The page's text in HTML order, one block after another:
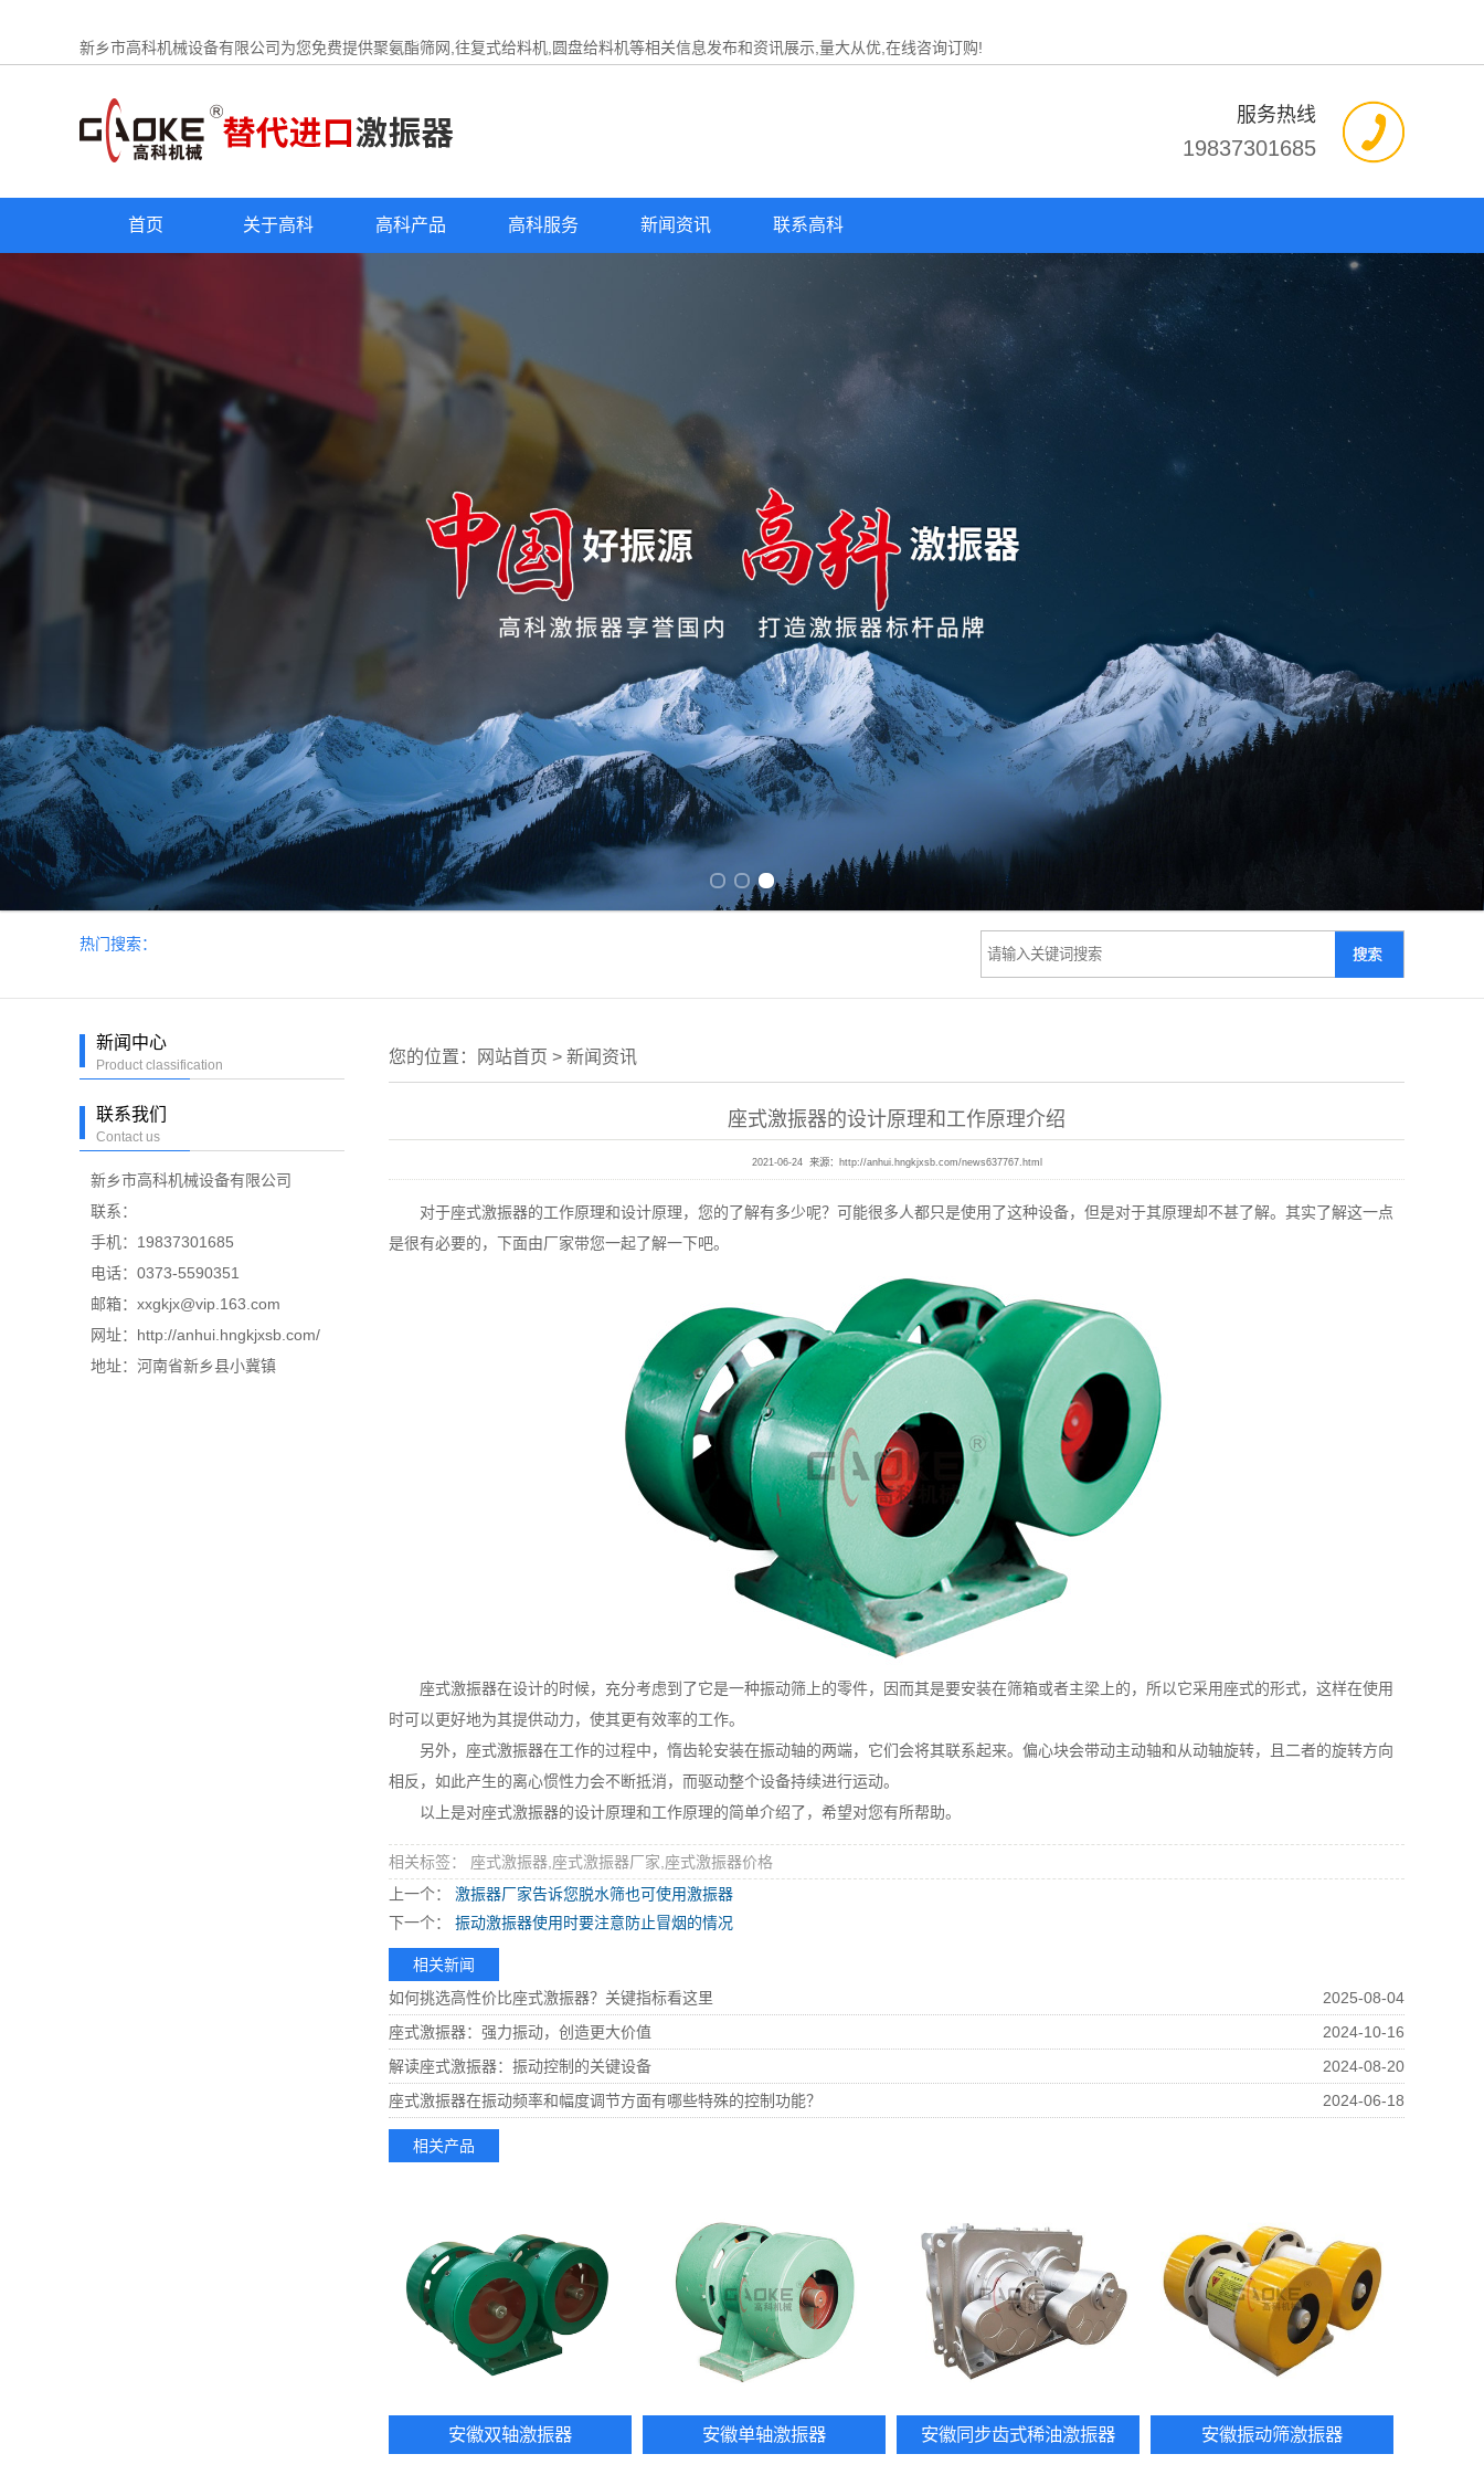
新乡市高科机械设备有限公司为您免费提供聚氨酯筛网 ,往复式给料机,圆盘给料机等相关信息发布和资讯展示,量大从优,在线咨询订购!
服务热线
19837301685
首页 关于高科 高科产品 高科服务 新闻资讯 联系高科
热门搜索：
新闻中心
Product classification
联系我们
Contact us
新乡市高科机械设备有限公司
联系：
手机：19837301685
电话：0373-5590351
邮箱：xxgkjx@vip.163.com
网址：http://anhui.hngkjxsb.com/
地址：河南省新乡县小冀镇
您的位置： 网站首页 > 新闻资讯
座式激振器的设计原理和工作原理介绍
2021-06-24 来源： http://anhui.hngkjxsb.com/news637767.html
对于座式激振器的工作原理和设计原理，您的了解有多少呢？可能很多人都只是使用了这种设备，但是对于其原理却不甚了解。其实了解这一点
是很有必要的，下面由厂家带您一起了解一下吧。
座式激振器在设计的时候，充分考虑到了它是一种振动筛上的零件，因而其是要安装在筛箱或者主梁上的，所以它采用座式的形式，这样在使用
时可以更好地为其提供动力，使其更有效率的工作。
另外，座式激振器在工作的过程中，惰齿轮安装在振动轴的两端，它们会将其联系起来。偏心块会带动主动轴和从动轴旋转，且二者的旋转方向
相反，如此产生的离心惯性力会不断抵消，而驱动整个设备持续进行运动。
以上是对座式激振器的设计原理和工作原理的简单介绍了，希望对您有所帮助。
相关标签： 座式激振器,座式激振器厂家,座式激振器价格
上一个：
激振器厂家告诉您脱水筛也可使用激振器
下一个：
振动激振器使用时要注意防止冒烟的情况
相关新闻
如何挑选高性价比座式激振器？关键指标看这里
2025-08-04
座式激振器：强力振动，创造更大价值
2024-10-16
解读座式激振器：振动控制的关键设备
2024-08-20
座式激振器在振动频率和幅度调节方面有哪些特殊的控制功能？
2024-06-18
相关产品
安徽双轴激振器 安徽单轴激振器 安徽同步齿式稀油激振器 安徽振动筛激振器